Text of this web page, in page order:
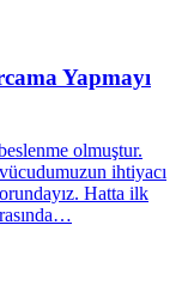
Yapmayı
olmuştur.
ihtiyacı
Hatta ilk